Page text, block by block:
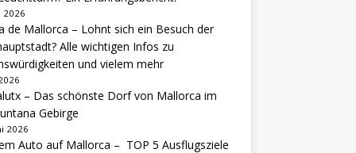
2026
de Mallorca – Lohnt sich ein Besuch der
Alle wichtigen Infos zu
und vielem mehr
– Das schönste Dorf von Mallorca im
Gebirge
2026
Auto auf Mallorca – TOP 5 Ausflugsziele